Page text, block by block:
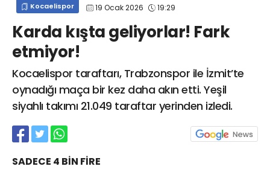
Kocaelispor 19 Ocak 2026 19:29
Karda kışta geliyorlar! Fark
etmiyor!
Kocaelispor taraftarı, Trabzonspor ile İzmit’te
oynadığı maça bir kez daha akın etti. Yeşil
siyahlı takımı 21.049 taraftar yerinden izledi.
SADECE 4 BİN FİRE
info@spor41.com